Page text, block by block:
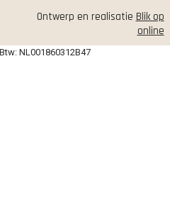
Ontwerp en realisatie Blik op
online
NL001860312B47